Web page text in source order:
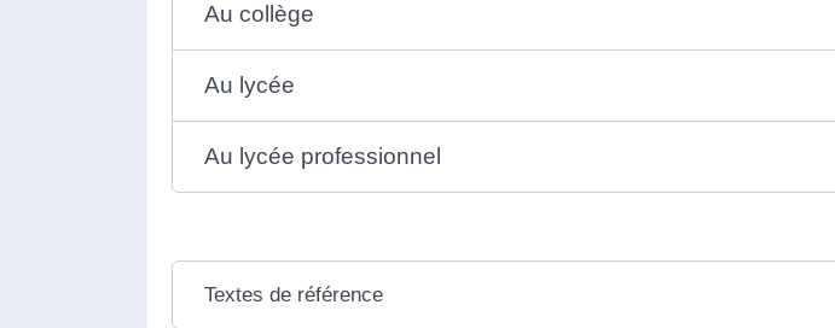
Au collège
Au lycée
Au lycée professionnel
Textes de référence